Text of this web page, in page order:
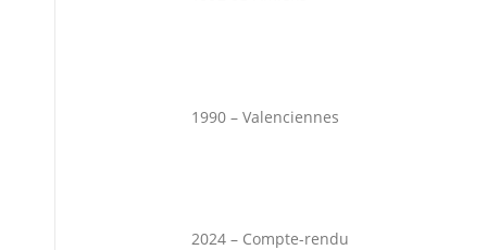
1990 – Valenciennes
2024 – Compte-rendu